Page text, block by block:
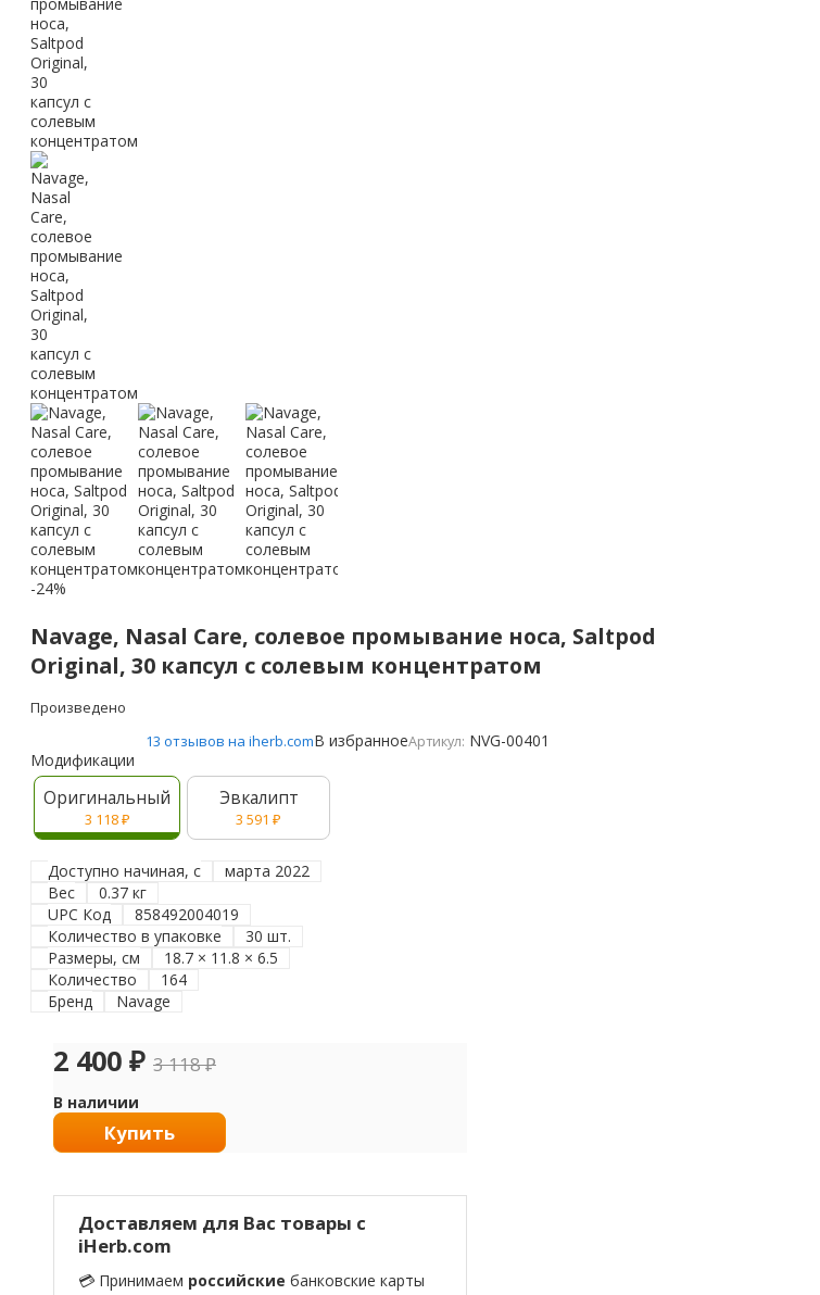
-24%
Navage, Nasal Care, солевое промывание носа, Saltpod
Original, 30 капсул с солевым концентратом
Произведено
13 отзывов на iherb.comВ избранноеАртикул: NVG-00401
Модификации
Оригинальный
3 118₽
Эвкалипт
3 591 ₽
Доступно начиная, с
марта 2022
Вес
0.37 кг
UPC Код
858492004019
Количество в упаковке
30 шт.
Размеры, см
18.7 × 11.8 × 6.5
Количество
164
Бренд
Navage
2 400 ₽ 3 118₽
В наличии
Купить
Доставляем для Вас товары с
iHerb.com
💳 Принимаем российские банковские карты